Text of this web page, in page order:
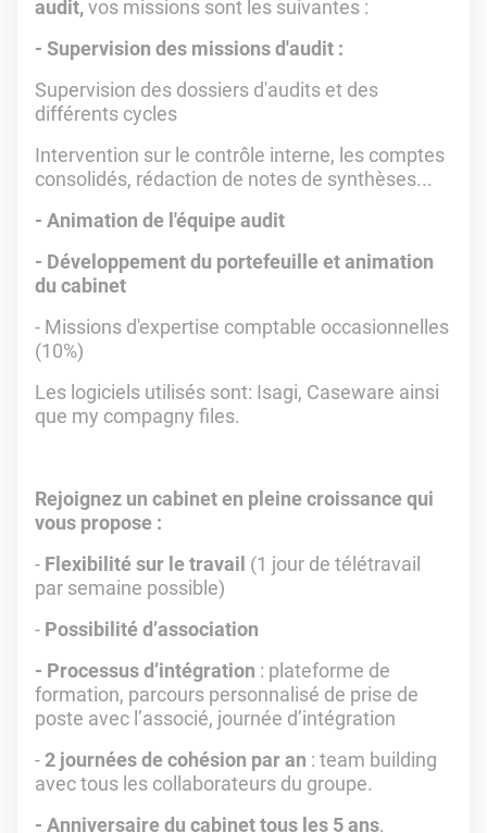
audit,vos missions sont les suivantes :
- Supervision des missions d'audit :
Supervision des dossiers d'audits et des
différents cycles
Intervention sur le contrôle interne, les comptes
consolidés, rédaction de notes de synthèses...
- Animation de l'équipe audit
- Développement du portefeuille et animation
du cabinet
- Missions d'expertise comptable occasionnelles
(10%)
Les logiciels utilisés sont: Isagi, Caseware ainsi
que my compagny files.
Rejoignez un cabinet en pleine croissance qui
vous propose :
- Flexibilité sur le travail (1 jour de télétravail
par semaine possible)
- Possibilité d’association
- Processus d’intégration : plateforme de
formation, parcours personnalisé de prise de
poste avec l’associé, journée d’intégration
-2 journées de cohésion par an : team building
avec tous les collaborateurs du groupe.
- Anniversaire du cabinet tous les 5 ans.